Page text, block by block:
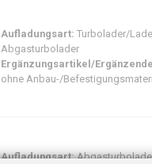
Aufladungsart: Turbolader/
Abgasturbolader
Ergänzungsartikel/
ohne Anbau-/
Aufladungsart: